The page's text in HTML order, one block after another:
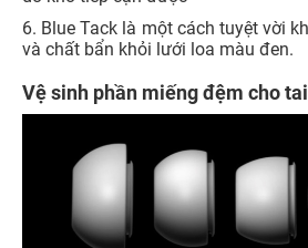
6. Blue Tack là một cách tuyệt vời
và chất bẩn khỏi lưới loa màu đen.
Vệ sinh phần miếng đệm cho